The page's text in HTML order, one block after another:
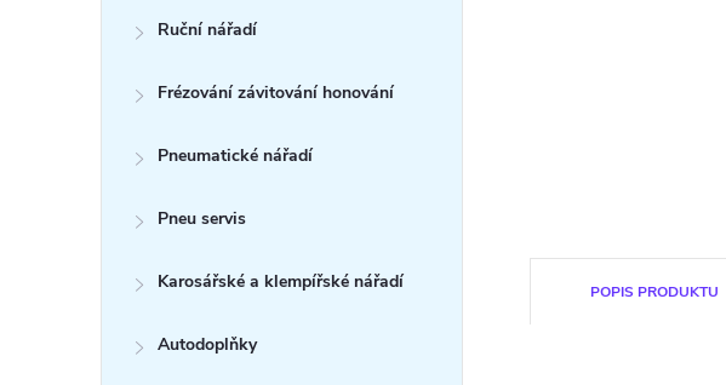
Ruční nářadí
Frézování závitování honování
Pneumatické nářadí
Pneu servis
Karosářské a klempířské nářadí
Autodoplňky
POPIS PRODUKTU